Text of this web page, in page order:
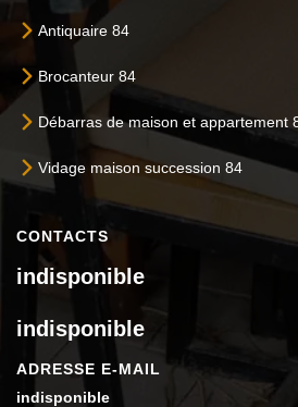
Antiquaire 84
Brocanteur 84
Débarras de maison et appartement
Vidage maison succession 84
CONTACTS
indisponible
indisponible
ADRESSE E-MAIL
indisponible